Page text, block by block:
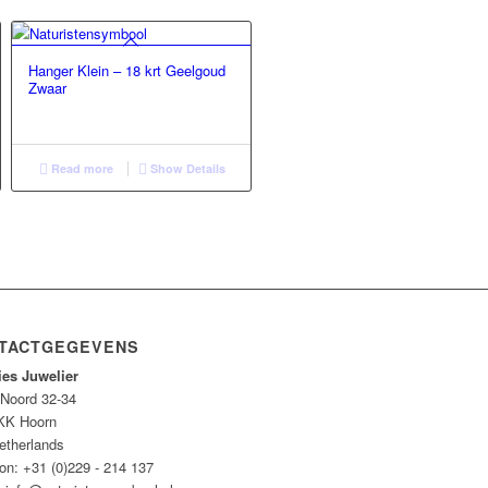
Hanger Klein – 18 krt Geelgoud
Zwaar
Read more Show Details
Juwelier
32-34
Hoorn
+31 (0)229 - 214 137